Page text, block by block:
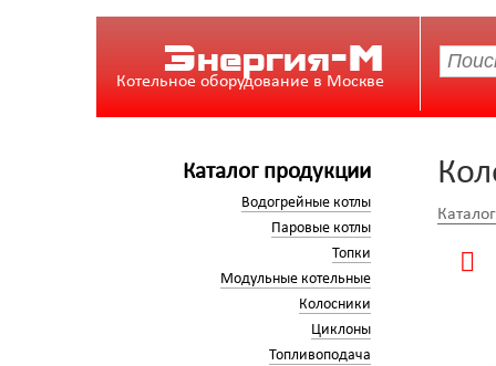
Энергия-М
Котельное оборудование в Москве
Каталог продукции
Водогрейные котлы
Паровые котлы
Топки
Модульные котельные
Колосники
Циклоны
Топливоподача